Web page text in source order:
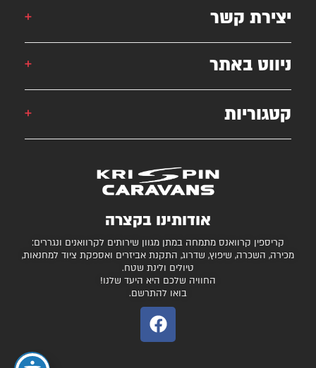
יצירת קשר
אורן: 052-6868777
krispincaravans@gmail.com
עצמונה 16, אזה"ת מישור אדומים
ניווט באתר
קרוואן
השירותים שלנו
חניונים מומלצים
יצירת קשר
קטגוריות
ציוד ואביזרים נלווים
אודותינו בקצרה
קריספין קרוואנס מתמחה במתן מגוון שירותים לקרוואנים ונגררים:
מכירה, השכרה, שיפוץ, שדרוג, התקנת אביזרים ואספקת ציוד למחנאות,
טיולים ולינת שטח.
החוויה שלכם היא היעד שלנו!
בואו להתרשם.